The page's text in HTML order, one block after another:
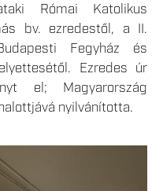
Római Katolikus
bv. ezredestől, a II.
Fegyház és
Ezredes úr
el; Magyarország
nyilvánította.